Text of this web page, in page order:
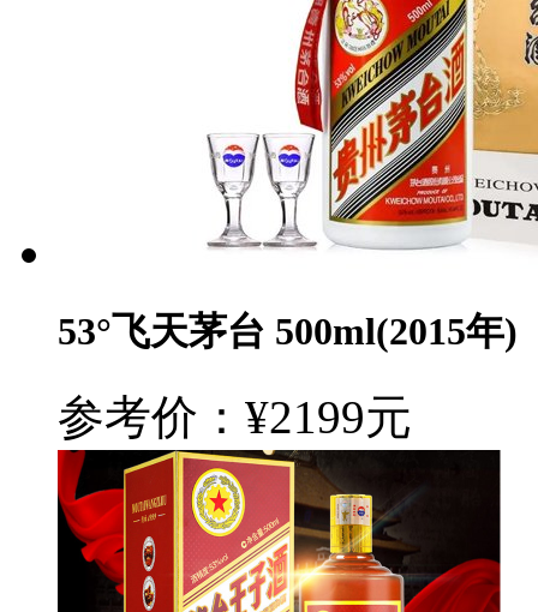
53°飞天茅台 500ml(2015年)
参考价：¥2199元